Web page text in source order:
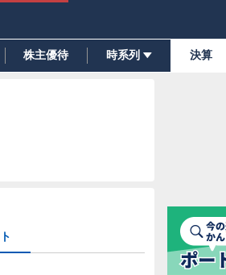
株主優待 時系列 決算